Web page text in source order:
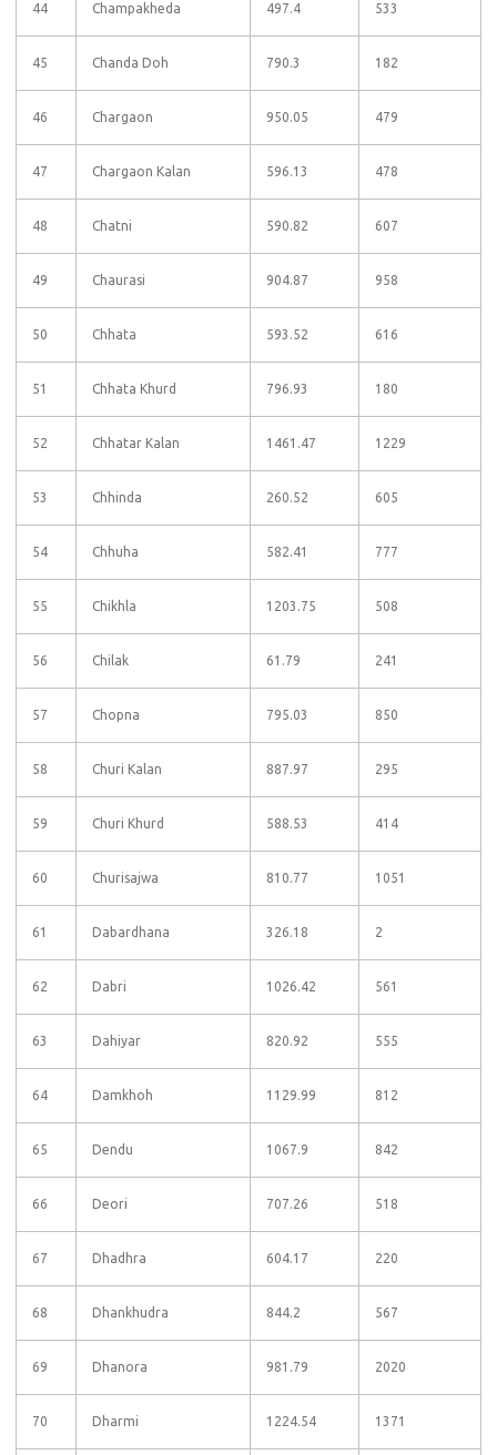
44 Champakheda 497.4 533
45 Chanda Doh 790.3 182
46 Chargaon 950.05 479
47 Chargaon Kalan 596.13 478
48 Chatni 590.82 607
49 Chaurasi 904.87 958
50 Chhata 593.52 616
51 Chhata Khurd 796.93 180
52 Chhatar Kalan 1461.47 1229
53 Chhinda 260.52 605
54 Chhuha 582.41 777
55 Chikhla 1203.75 508
56 Chilak 61.79 241
57 Chopna 795.03 850
58 Churi Kalan 887.97 295
59 Churi Khurd 588.53 414
60 Churisajwa 810.77 1051
61 Dabardhana 326.18 2
62 Dabri 1026.42 561
63 Dahiyar 820.92 555
64 Damkhoh 1129.99 812
65 Dendu 1067.9 842
66 Deori 707.26 518
67 Dhadhra 604.17 220
68 Dhankhudra 844.2 567
69 Dhanora 981.79 2020
70 Dharmi 1224.54 1371